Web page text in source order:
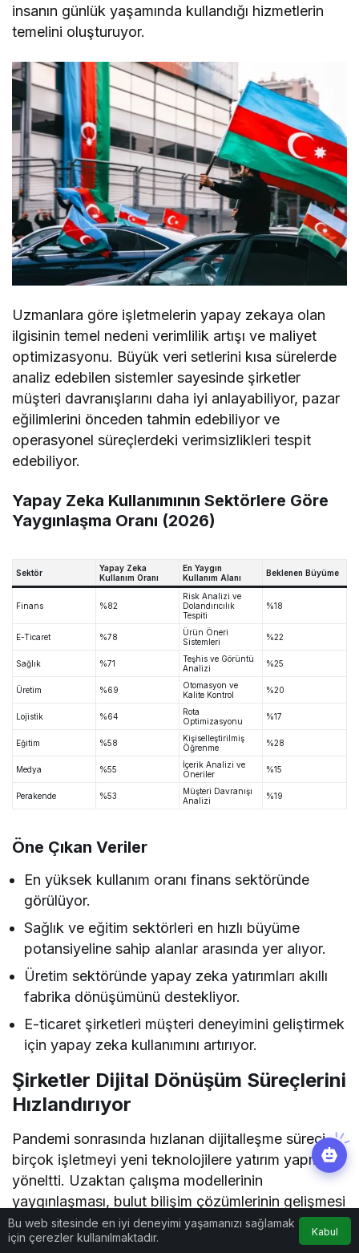
insanın günlük yaşamında kullandığı hizmetlerin
temelini oluşturuyor.
Uzmanlara göre işletmelerin yapay zekaya olan
ilgisinin temel nedeni verimlilik artışı ve maliyet
optimizasyonu. Büyük veri setlerini kısa sürelerde
analiz edebilen sistemler sayesinde şirketler
müşteri davranışlarını daha iyi anlayabiliyor, pazar
eğilimlerini önceden tahmin edebiliyor ve
operasyonel süreçlerdeki verimsizlikleri tespit
edebiliyor.
Yapay Zeka Kullanımının Sektörlere Göre
Yaygınlaşma Oranı (2026)
Sektör
Yapay Zeka
Kullanım Oranı
En Yaygın
Kullanım Alanı
Beklenen Büyüme
Finans %82
Risk Analizi ve
Dolandırıcılık
Tespiti
%18
E-Ticaret %78
Ürün Öneri
Sistemleri
%22
Sağlık %71
Teşhis ve Görüntü
Analizi
%25
Üretim %69
Otomasyon ve
Kalite Kontrol
%20
Lojistik %64
Rota
Optimizasyonu
%17
Eğitim %58
Kişiselleştirilmiş
Öğrenme
%28
Medya %55
İçerik Analizi ve
Öneriler
%15
Perakende %53
Müşteri Davranışı
Analizi
%19
Öne Çıkan Veriler
En yüksek kullanım oranı finans sektöründe
görülüyor.
Sağlık ve eğitim sektörleri en hızlı büyüme
potansiyeline sahip alanlar arasında yer alıyor.
Üretim sektöründe yapay zeka yatırımları akıllı
fabrika dönüşümünü destekliyor.
E-ticaret şirketleri müşteri deneyimini geliştirmek
için yapay zeka kullanımını artırıyor.
Şirketler Dijital Dönüşüm Süreçlerini
Hızlandırıyor
Pandemi sonrasında hızlanan dijitalleşme süreci,
birçok işletmeyi yeni teknolojilere yatırım yapmaya
yöneltti. Uzaktan çalışma modellerinin
yaygınlaşması, bulut bilişim çözümlerinin gelişmesi
ve veri odaklı yönetim anlayışının güçlenmesiyle
birlikte yapay zeka projeleri de kurumsal
Bu web sitesinde en iyi deneyimi yaşamanızı sağlamak
için çerezler kullanılmaktadır.
Kabul